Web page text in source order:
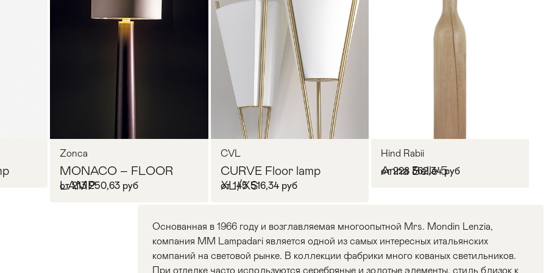
Zonca
MONACO – FLOOR
LAMP
от 213 250,63 руб
CVL
CURVE Floor lamp
XL/XS
от 145 516,34 руб
Hind Rabii
Anna Belle 5
от 228 362,34 руб
Основанная в 1966 году и возглавляемая многоопытной Mrs. Mondin Lenzia,
компания MM Lampadari является одной из самых интересных итальянских
компаний на световой рынке. В коллекции фабрики много кованых светильников.
При отделке часто используются серебряные и золотые элементы, стиль близок к